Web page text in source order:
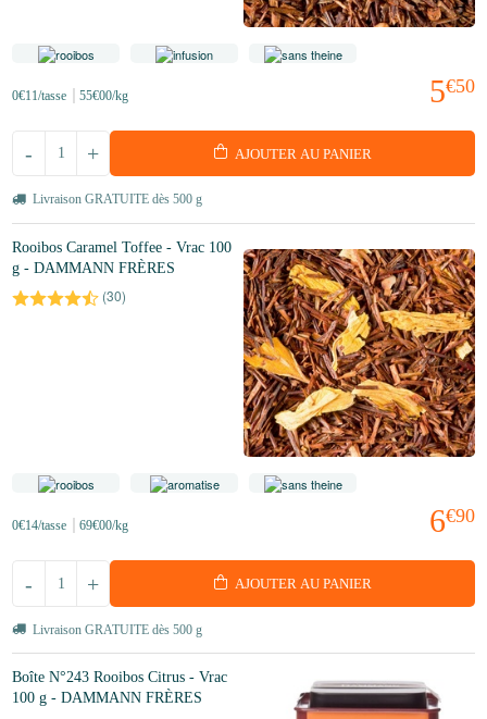
5€50
0€11/tasse 55€00/kg
+
- AJOUTER AU PANIER
Livraison GRATUITE dès 500 g
Rooibos Caramel Toffee - Vrac 100
g - DAMMANN FRÈRES
(30)
6€90
0€14/tasse 69€00/kg
+
- AJOUTER AU PANIER
Livraison GRATUITE dès 500 g
Boîte N°243 Rooibos Citrus - Vrac
100 g - DAMMANN FRÈRES